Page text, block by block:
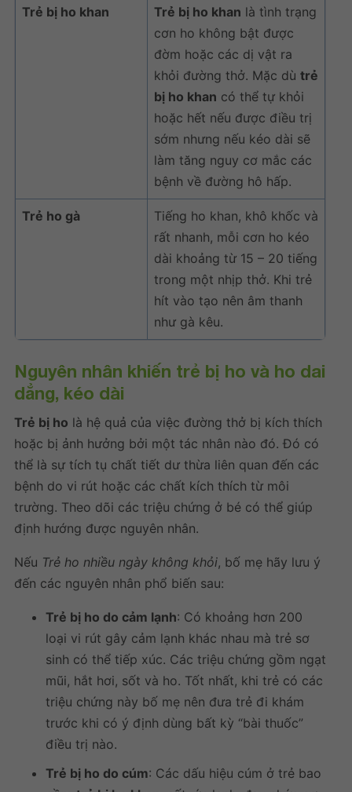
Trẻ bị ho khan Trẻ bị ho khan là tình trạng
cơn ho không bật được
đờm hoặc các dị vật ra
khỏi đường thở. Mặc dù trẻ
bị ho khan có thể tự khỏi
hoặc hết nếu được điều trị
sớm nhưng nếu kéo dài sẽ
làm tăng nguy cơ mắc các
bệnh về đường hô hấp.
Trẻ ho gà
Tiếng ho khan, khô khốc và
rất nhanh, mỗi cơn ho kéo
dài khoảng từ 15 – 20 tiếng
trong một nhịp thở. Khi trẻ
hít vào tạo nên âm thanh
như gà kêu.
Nguyên nhân khiến trẻ bị ho và ho dai
dẳng, kéo dài
Trẻ bị ho là hệ quả của việc đường thở bị kích thích
hoặc bị ảnh hưởng bởi một tác nhân nào đó. Đó có
thể là sự tích tụ chất tiết dư thừa liên quan đến các
bệnh do vi rút hoặc các chất kích thích từ môi
trường. Theo dõi các triệu chứng ở bé có thể giúp
định hướng được nguyên nhân.
Nếu Trẻ ho nhiều ngày không khỏi, bố mẹ hãy lưu ý
đến các nguyên nhân phổ biến sau:
Trẻ bị ho do cảm lạnh: Có khoảng hơn 200
loại vi rút gây cảm lạnh khác nhau mà trẻ sơ
sinh có thể tiếp xúc. Các triệu chứng gồm ngạt
mũi, hắt hơi, sốt và ho. Tốt nhất, khi trẻ có các
triệu chứng này bố mẹ nên đưa trẻ đi khám
trước khi có ý định dùng bất kỳ “bài thuốc”
điều trị nào.
Trẻ bị ho do cúm: Các dấu hiệu cúm ở trẻ bao